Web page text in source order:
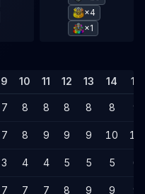
×4
×1
9 10 11 12 13 14 15
7 8 8 8 8 8 9
7 8 9 9 9 10 10
3 4 4 5 5 5 6
7 7 7 8 9 9 9